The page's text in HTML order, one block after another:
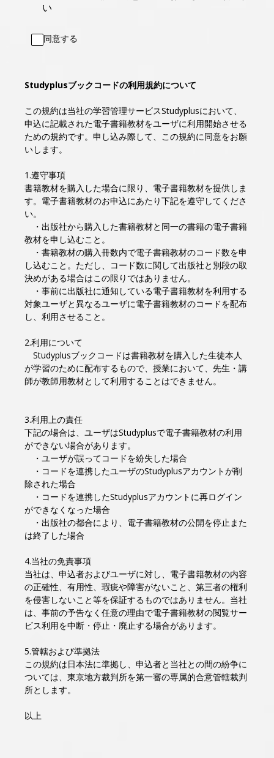
い
同意する
Studyplusブックコードの利用規約について
この規約は当社の学習管理サービスStudyplusにおいて、
申込に記載された電子書籍教材をユーザに利用開始させる
ための規約です。申し込み際して、この規約に同意をお願
いします。
1.遵守事項
書籍教材を購入した場合に限り、電子書籍教材を提供しま
す。電子書籍教材のお申込にあたり下記を遵守してくださ
い。
・出版社から購入した書籍教材と同一の書籍の電子書籍
教材を申し込むこと。
・書籍教材の購入冊数内で電子書籍教材のコード数を申
し込むこと。ただし、コード数に関して出版社と別段の取
決めがある場合はこの限りではありません。
・事前に出版社に通知している電子書籍教材を利用する
対象ユーザと異なるユーザに電子書籍教材のコードを配布
し、利用させること。
2.利用について
Studyplusブックコードは書籍教材を購入した生徒本人
が学習のために配布するもので、授業において、先生・講
師が教師用教材として利用することはできません。
3.利用上の責任
下記の場合は、ユーザはStudyplusで電子書籍教材の利用
ができない場合があります。
・ユーザが誤ってコードを紛失した場合
・コードを連携したユーザのStudyplusアカウントが削
除された場合
・コードを連携したStudyplusアカウントに再ログイン
ができなくなった場合
・出版社の都合により、電子書籍教材の公開を停止また
は終了した場合
4.当社の免責事項
当社は、申込者およびユーザに対し、電子書籍教材の内容
の正確性、有用性、瑕疵や障害がないこと、第三者の権利
を侵害しないこと等を保証するものではありません。当社
は、事前の予告なく任意の理由で電子書籍教材の閲覧サー
ビス利用を中断・停止・廃止する場合があります。
5.管轄および準拠法
この規約は日本法に準拠し、申込者と当社との間の紛争に
ついては、東京地方裁判所を第一審の専属的合意管轄裁判
所とします。
以上